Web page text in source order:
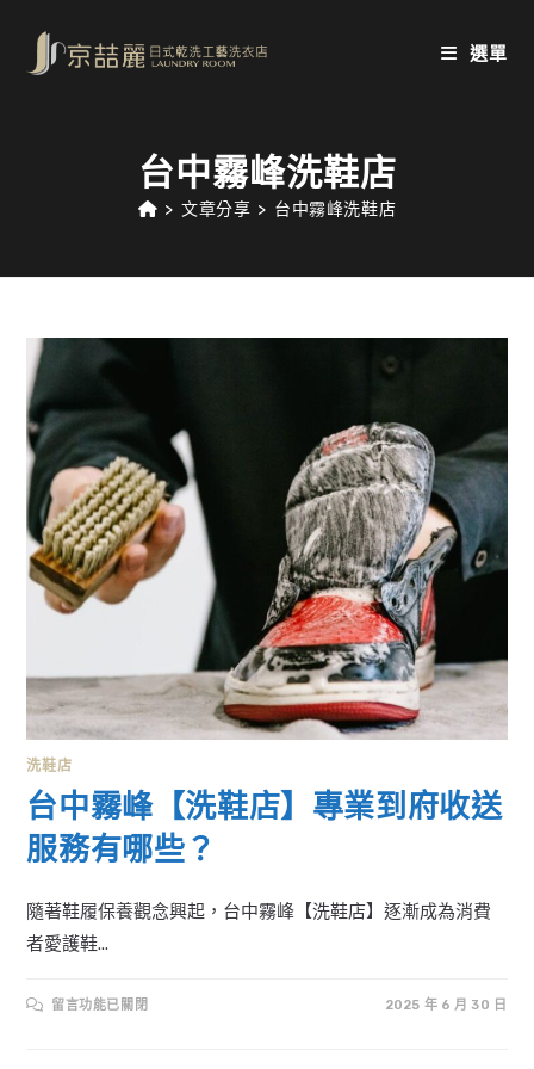
content
選單
台中霧峰洗鞋店
> 文章分享 > 台中霧峰洗鞋店
洗鞋店
台中霧峰【洗鞋店】專業到府收送
服務有哪些？
隨著鞋履保養觀念興起，台中霧峰【洗鞋店】逐漸成為消費
者愛護鞋...
在
留言功能已關閉 2025 年 6 月 30 日